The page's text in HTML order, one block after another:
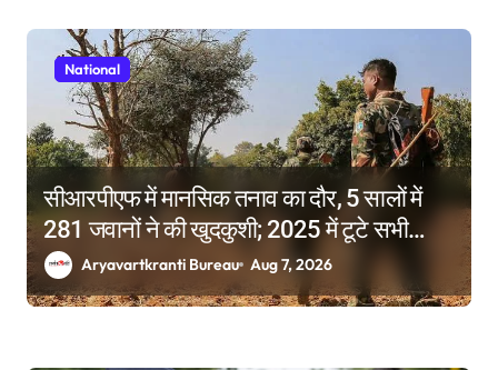
National
सीआरपीएफ में मानसिक तनाव का दौर, 5 सालों में
281 जवानों ने की खुदकुशी; 2025 में टूटे सभी
रिकॉर्डAryavartkranti Bureau Aug 7, 2026